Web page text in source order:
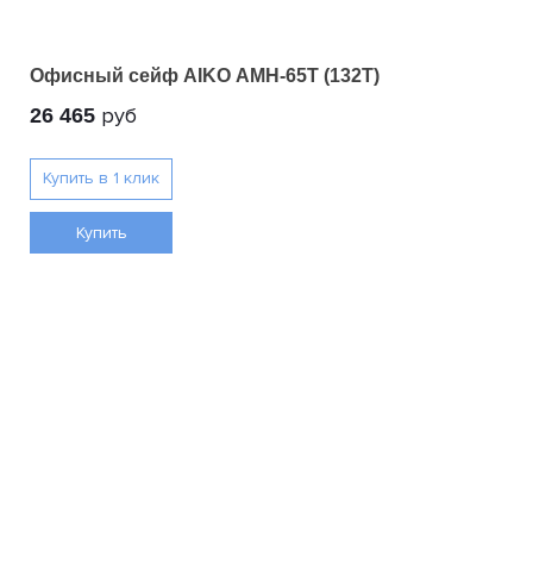
Офисный сейф AIKO AMH-65T (132T)
26 465 руб
Купить